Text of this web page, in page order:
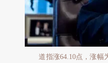
道指涨64.10点，涨幅为